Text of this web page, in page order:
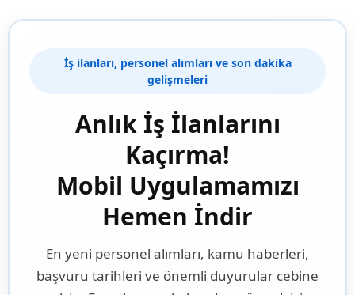
İş ilanları, personel alımları ve son dakika
gelişmeleri
Anlık İş İlanlarını
Kaçırma!
Mobil Uygulamamızı
Hemen İndir
En yeni personel alımları, kamu haberleri,
başvuru tarihleri ve önemli duyurular cebine